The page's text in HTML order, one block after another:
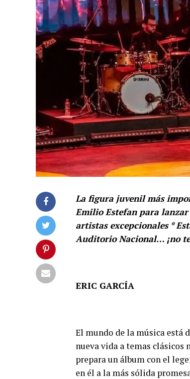
La figura juvenil más
Emilio Estefan para lanzar
artistas excepcionales *
Auditorio Nacional… ¡no
ERIC GARCÍA
El mundo de la música está
nueva vida a temas
prepara un álbum con el
en él a la más sólida